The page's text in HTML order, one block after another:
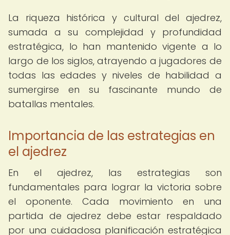
La riqueza histórica y cultural del ajedrez,
sumada a su complejidad y profundidad
estratégica, lo han mantenido vigente a lo
largo de los siglos, atrayendo a jugadores de
todas las edades y niveles de habilidad a
sumergirse en su fascinante mundo de
batallas mentales.
Importancia de las estrategias en
el ajedrez
En el ajedrez, las estrategias son
fundamentales para lograr la victoria sobre
el oponente. Cada movimiento en una
partida de ajedrez debe estar respaldado
por una cuidadosa planificación estratégica